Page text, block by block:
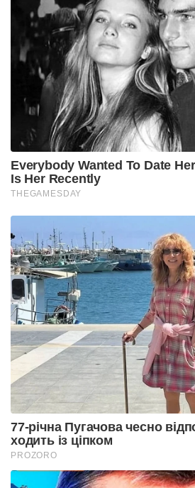
Everybody Wanted To Date
Is Her Recently
THEGAMESDAY
77-річна Пугачова чесно
ходить із ціпком
PROZORO